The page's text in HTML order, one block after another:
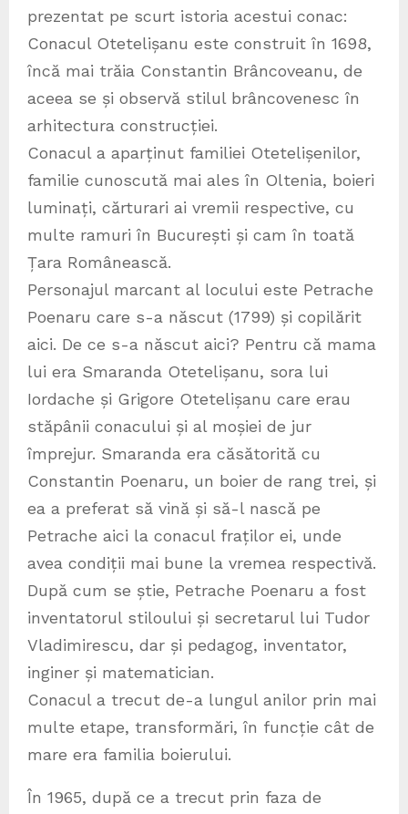
prezentat pe scurt istoria acestui conac:
Conacul Otetelișanu este construit în 1698,
încă mai trăia Constantin Brâncoveanu, de
aceea se și observă stilul brâncovenesc în
arhitectura construcției.
Conacul a aparținut familiei Otetelișenilor,
familie cunoscută mai ales în Oltenia, boieri
luminați, cărturari ai vremii respective, cu
multe ramuri în București și cam în toată
Țara Românească.
Personajul marcant al locului este Petrache
Poenaru care s-a născut (1799) și copilărit
aici. De ce s-a născut aici? Pentru că mama
lui era Smaranda Otetelișanu, sora lui
Iordache și Grigore Otetelișanu care erau
stăpânii conacului și al moșiei de jur
împrejur. Smaranda era căsătorită cu
Constantin Poenaru, un boier de rang trei, și
ea a preferat să vină și să-l nască pe
Petrache aici la conacul fraților ei, unde
avea condiții mai bune la vremea respectivă.
După cum se știe, Petrache Poenaru a fost
inventatorul stiloului și secretarul lui Tudor
Vladimirescu, dar și pedagog, inventator,
inginer și matematician.
Conacul a trecut de-a lungul anilor prin mai
multe etape, transformări, în funcție cât de
mare era familia boierului.
În 1965, după ce a trecut prin faza de